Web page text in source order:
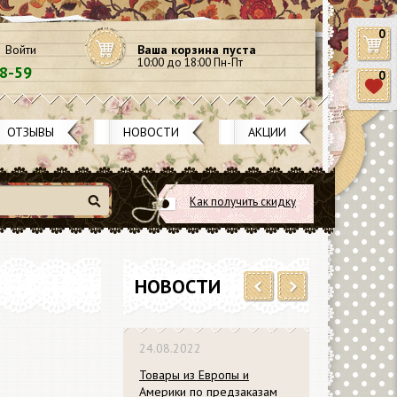
Ваша корзина пуста
10:00 до 18:00 Пн-Пт
Войти
59
ОТЗЫВЫ НОВОСТИ АКЦИИ
Как получить скидку
Найти
НОВОСТИ
24.08.2022
Товары из Европы и
Америки по предзаказам
03.02.2019
Переезд
новый адрес
0
0